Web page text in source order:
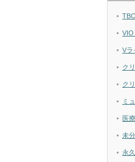
VIO
Vラ
ク
ク
ミ
医
未
永